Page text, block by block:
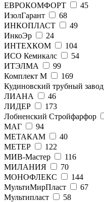
ЕВРОКОМФОРТ
45
ИзолГарант
68
ИНКОПЛАСТ
49
ИнкоЭр
24
ИНТЕХКОМ
104
ИСО Кемикалс
54
ИТЭЛМА
99
Комплект М
169
Кудиновский трубный завод
ЛИАНА
46
ЛИДЕР
173
Лобненский Стройфарфор
МАГ
94
МЕТАКАМ
40
МЕТЕР
122
МИВ-Мастер
116
МИЛАНИЯ
70
МОНОФЛЕКС
144
МультиМирПласт
67
Мультипласт
58